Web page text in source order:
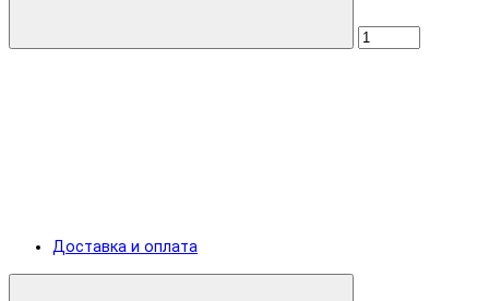
Доставка и оплата